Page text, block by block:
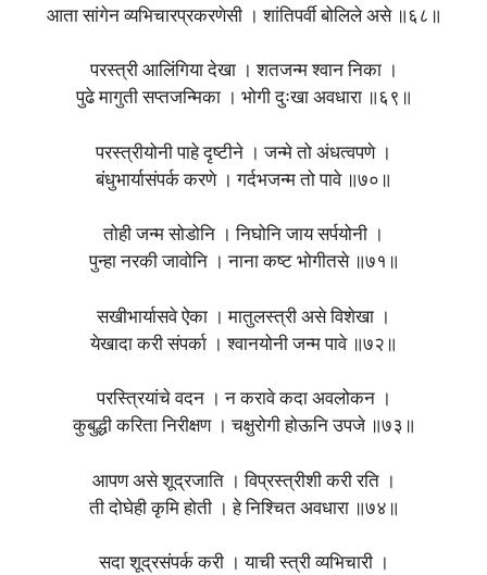
आता सांगेन व्यभिचारप्रकरणेसी । शांतिपर्वी बोलिले असे ॥६८॥
परस्त्री आलिंगिया देखा । शतजन्म श्वान निका ।
पुढे मागुती सप्तजन्मिका । भोगी दुःखा अवधारा ॥६९॥
परस्त्रीयोनी पाहे दृष्टीने । जन्मे तो अंधत्वपणे ।
बंधुभार्यासंपर्क करणे । गर्दभजन्म तो पावे ॥७०॥
तोही जन्म सोडोनि । निघोनि जाय सर्पयोनी ।
पुन्हा नरकी जावोनि । नाना कष्ट भोगीतसे ॥७१॥
सखीभार्यासवे ऐका । मातुलस्त्री असे विशेखा ।
येखादा करी संपर्का । श्वानयोनी जन्म पावे ॥७२॥
परस्त्रियांचे वदन । न करावे कदा अवलोकन ।
कुबुद्धी करिता निरीक्षण । चक्षुरोगी होऊनि उपजे ॥७३॥
आपण असे शूद्रजाति । विप्रस्त्रीशी करी रति ।
ती दोघेही कृमि होती । हे निश्चित अवधारा ॥७४॥
सदा शूद्रसंपर्क करी । याची स्त्री व्यभिचारी ।